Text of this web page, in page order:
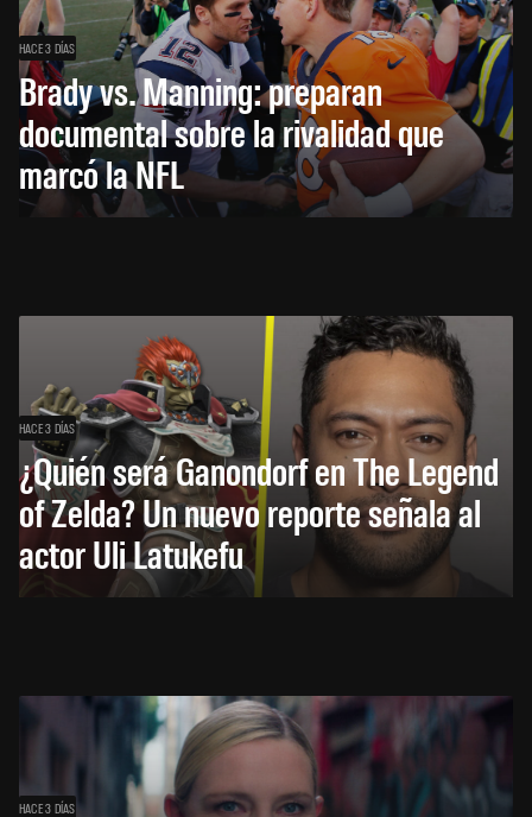
HACE 3 DÍAS
Brady vs. Manning: preparan
documental sobre la rivalidad que
marcó la NFL
HACE 3 DÍAS
¿Quién será Ganondorf en The Legend
of Zelda? Un nuevo reporte señala al
actor Uli Latukefu
HACE 3 DÍAS